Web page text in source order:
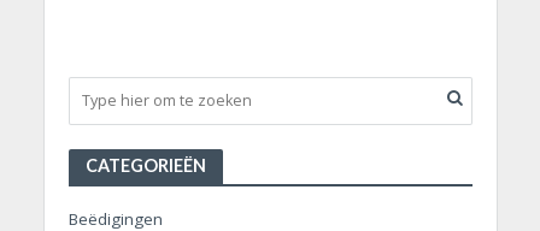
CATEGORIEËN
Beëdigingen